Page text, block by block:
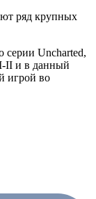
ряд крупных
серии Uncharted,
II и в данный
игрой во